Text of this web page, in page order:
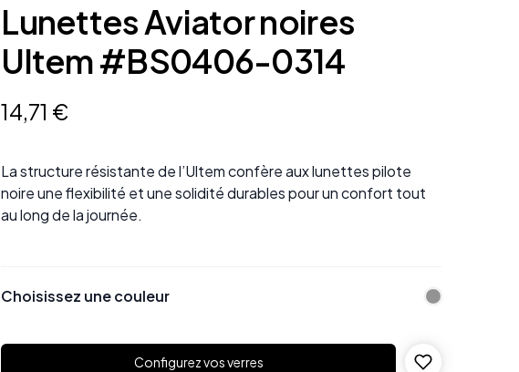
Lunettes Aviator noires
Ultem #BS0406-0314
14,71 €
La structure résistante de l’Ultem confère aux lunettes pilote
noire une flexibilité et une solidité durables pour un confort tout
au long de la journée.
Choisissez une couleur
Configurez vos verres